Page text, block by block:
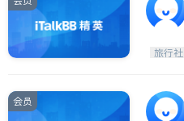
旅行社
会员